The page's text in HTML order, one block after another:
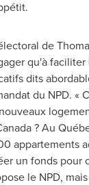
de
qu'à
dits
du NPD. «
? Au
appartements
un fonds pour
le NPD,